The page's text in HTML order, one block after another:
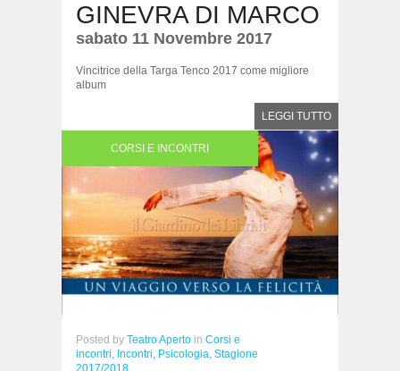
GINEVRA DI MARCO
sabato 11 Novembre 2017
Vincitrice della Targa Tenco 2017 come migliore
album
LEGGI TUTTO
CORSI E INCONTRI
Posted by Teatro Aperto in Corsi e
incontri, Incontri, Psicologia, Stagione
2017/2018